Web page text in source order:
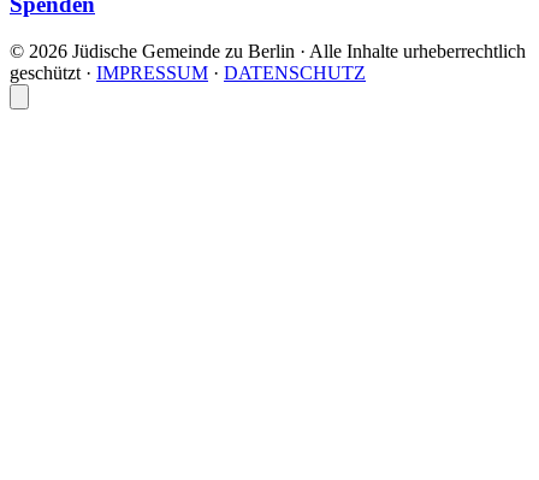
© 2026 Jüdische Gemeinde zu Berlin · Alle Inhalte urheberrechtlich
geschützt · IMPRESSUM · DATENSCHUTZ